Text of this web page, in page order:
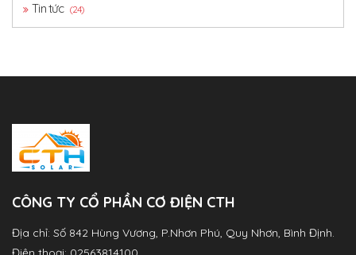
Tin tức (24)
CÔNG TY CỔ PHẦN CƠ ĐIỆN CTH
Địa chỉ: Số 842 Hùng Vương, P.Nhơn Phú, Quy Nhơn, Bình Định.